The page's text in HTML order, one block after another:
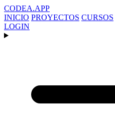
CODEA.APP
INICIO PROYECTOS CURSOS
LOGIN